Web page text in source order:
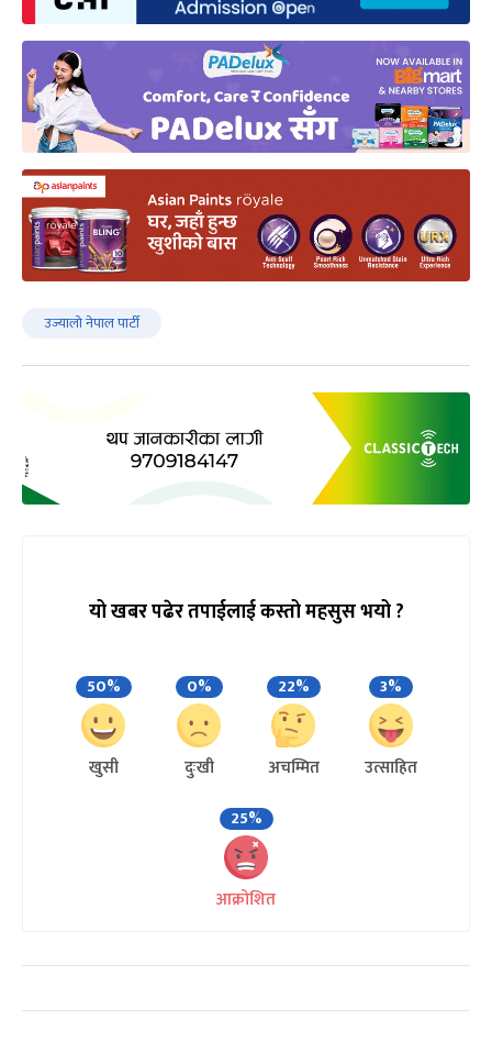
उज्यालो नेपाल पार्टी
यो खबर पढेर तपाईलाई कस्तो महसुस भयो ?
50%
खुसी
0%
दुःखी
22%
अचम्मित
3%
उत्साहित
25%
आक्रोशित